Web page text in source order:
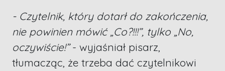
- Czytelnik, który dotarł do zakończenia,
nie powinien mówić „Co?!!!”, tylko „No,
oczywiście!”- wyjaśniał pisarz,
tłumacząc, że trzeba dać czytelnikowi